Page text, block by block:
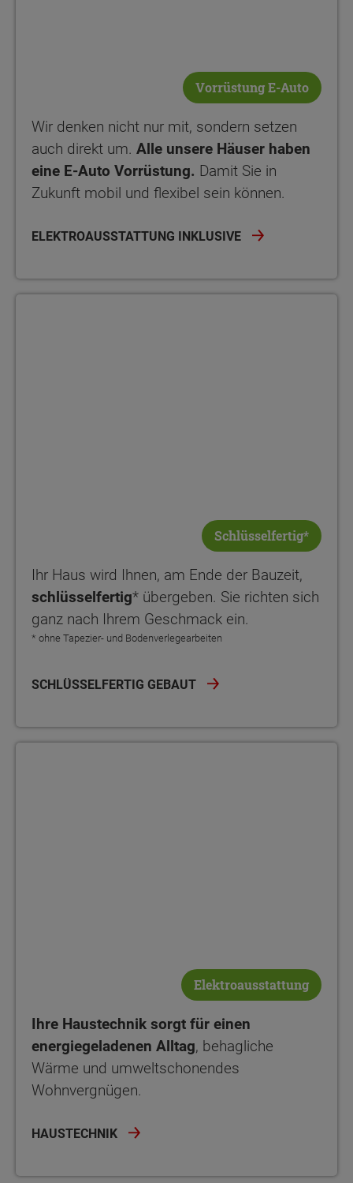
Vorrüstung E-Auto
Wir denken nicht nur mit, sondern setzen
auch direkt um. Alle unsere Häuser haben
eine E-Auto Vorrüstung. Damit Sie in
Zukunft mobil und flexibel sein können.
ELEKTROAUSSTATTUNG INKLUSIVE
Schlüsselfertig*
Ihr Haus wird Ihnen, am Ende der Bauzeit,
schlüsselfertig* übergeben. Sie richten sich
ganz nach Ihrem Geschmack ein.
* ohne Tapezier- und Bodenverlegearbeiten
SCHLÜSSELFERTIG GEBAUT
Elektroausstattung
Ihre Haustechnik sorgt für einen
energiegeladenen Alltag, behagliche
Wärme und umweltschonendes
Wohnvergnügen.
HAUSTECHNIK